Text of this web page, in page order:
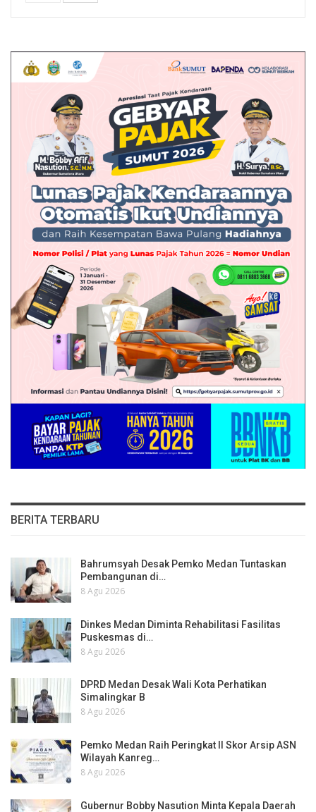
BERITA TERBARU
Bahrumsyah Desak Pemko Medan Tuntaskan
Pembangunan di…
8 Agu 2026
Dinkes Medan Diminta Rehabilitasi Fasilitas
Puskesmas di…
8 Agu 2026
DPRD Medan Desak Wali Kota Perhatikan
Simalingkar B
8 Agu 2026
Pemko Medan Raih Peringkat II Skor Arsip ASN
Wilayah Kanreg…
8 Agu 2026
Gubernur Bobby Nasution Minta Kepala Daerah